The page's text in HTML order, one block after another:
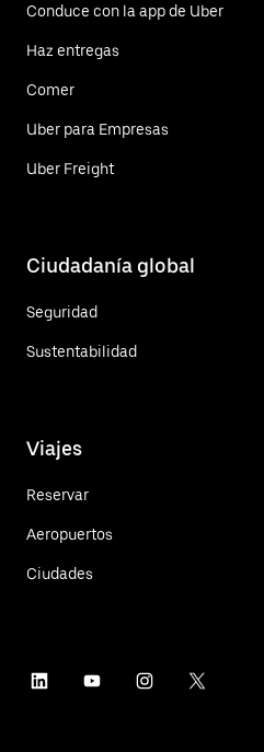
Conduce con la app de Uber
Haz entregas
Comer
Uber para Empresas
Uber Freight
Ciudadanía global
Seguridad
Sustentabilidad
Viajes
Reservar
Aeropuertos
Ciudades